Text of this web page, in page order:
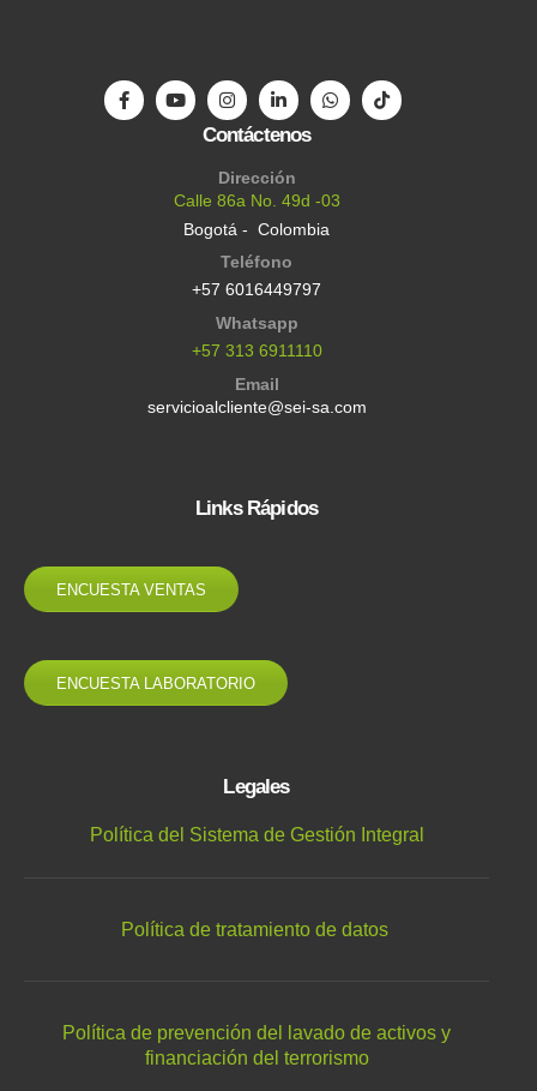
Contáctenos
Dirección
Calle 86a No. 49d -03
Bogotá - Colombia
Teléfono
+57 6016449797
Whatsapp
+57 313 6911110
Email
servicioalcliente@sei-sa.com
Links Rápidos
ENCUESTA VENTAS
ENCUESTA LABORATORIO
Legales
Política del Sistema de Gestión Integral
Política de tratamiento de datos
Política de prevención del lavado de activos y
financiación del terrorismo